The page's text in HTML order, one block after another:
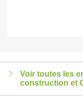
Voir toutes les
construction et